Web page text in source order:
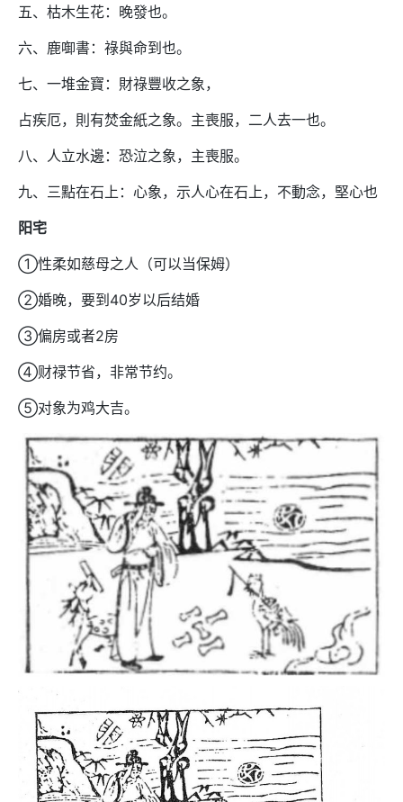
五、枯木生花：晚發也。
六、鹿啣書：祿與命到也。
七、一堆金寶：財祿豐收之象，
占疾厄，則有焚金紙之象。主喪服，二人去一也。
八、人立水邊：恐泣之象，主喪服。
九、三點在石上：心象，示人心在石上，不動念，堅心也
阳宅
①性柔如慈母之人（可以当保姆）
②婚晚，要到40岁以后结婚
③偏房或者2房
④财禄节省，非常节约。
⑤对象为鸡大吉。